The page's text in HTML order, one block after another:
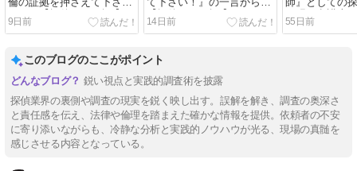
倫の証拠を押さえて下さ
い！』【探偵のメモ帳 】
9日前
て下さい！』の一言から
【探偵のメモ帳 】
14日前
師』としての
っ張る弁護士
55日前
このブログのここがポイント
鋭い視点と実践的調査術を披露
探偵業界の裏側や調査の現実を鋭く映し出す。誤解を解き、調査の奥深さ
と責任感を伝え、法律や倫理を踏まえた確かな情報を提供。依頼者の不安
に寄り添いながらも、冷静な分析と実践的ノウハウが光る、現場の真髄を
感じさせる内容となっている。